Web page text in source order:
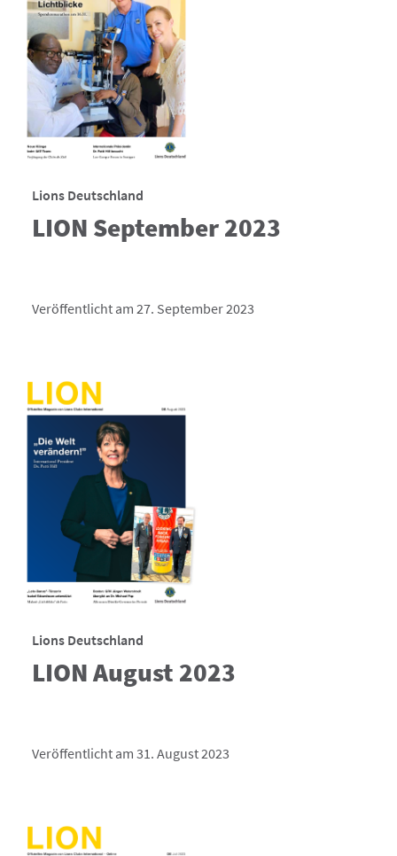
Lions Deutschland
LION September 2023
Veröffentlicht am 27. September 2023
Lions Deutschland
LION August 2023
Veröffentlicht am 31. August 2023